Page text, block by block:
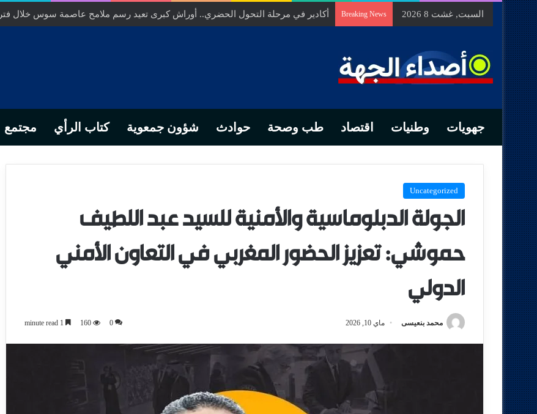
السبت, غشت 8 2026 Breaking News السيد الحسين مخلص… من التدبير المحلي إلى رهانات التشريع وبصمة رجل أعمال ناجح
جهويات وطنيات اقتصاد طب وصحة حوادث شؤون جمعوية كتاب الرأي مجتمع
Uncategorized
الجولة الدبلوماسية والأمنية للسيد عبد اللطيف
حموشي: تعزيز الحضور المغربي في التعاون الأمني
الدولي
محمد بنعيسى ماي 10, 2026 0
160